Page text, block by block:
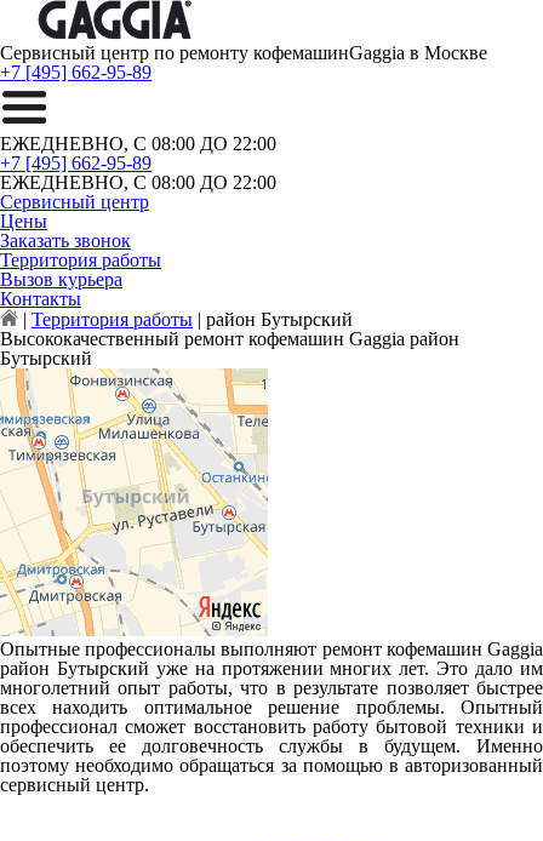
Сервисный центр по ремонту кофемашинGaggia в Москве
+7 [495] 662-95-89
ЕЖЕДНЕВНО, С 08:00 ДО 22:00
+7 [495] 662-95-89
ЕЖЕДНЕВНО, С 08:00 ДО 22:00
Сервисный центр
Цены
Заказать звонок
Территория работы
Вызов курьера
Контакты
| Территория работы | район Бутырский
Высококачественный ремонт кофемашин Gaggia район
Бутырский
Опытные профессионалы выполняют ремонт кофемашин Gaggia
район Бутырский уже на протяжении многих лет. Это дало им
многолетний опыт работы, что в результате позволяет быстрее
всех находить оптимальное решение проблемы. Опытный
профессионал сможет восстановить работу бытовой техники и
обеспечить ее долговечность службы в будущем. Именно
поэтому необходимо обращаться за помощью в авторизованный
сервисный центр.